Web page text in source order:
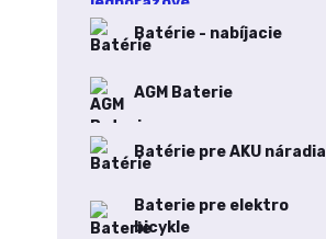
Batérie - nabíjacie
AGM Baterie
Batérie pre AKU náradia
Baterie pre elektro
bicykle